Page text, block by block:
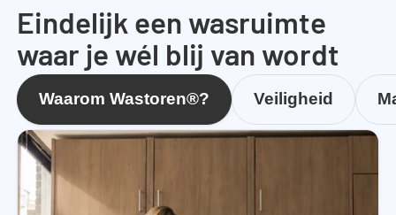
Eindelijk een wasruimte
waar je wél blij van wordt
Waarom Wastoren®? Veiligheid